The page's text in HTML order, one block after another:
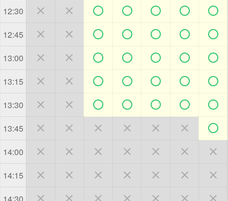
12:30       
12:45       
13:00       
13:15       
13:30       
13:45       
14:00       
14:15       
14:30       